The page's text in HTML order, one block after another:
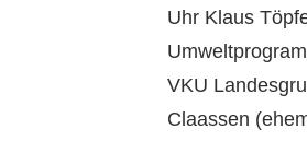
Uhr Klaus
VKU
Claassen